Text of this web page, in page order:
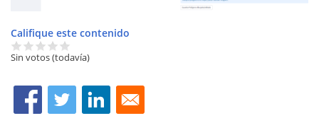
Califique este contenido
Sin votos (todavía)